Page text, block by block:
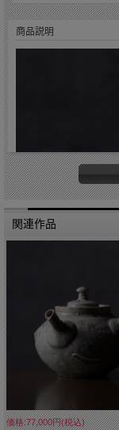
商品説明
関連作品
価格:77,000円(税込)